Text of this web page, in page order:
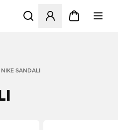
Odpre Modal za prijavo ali
NIKE SANDALI